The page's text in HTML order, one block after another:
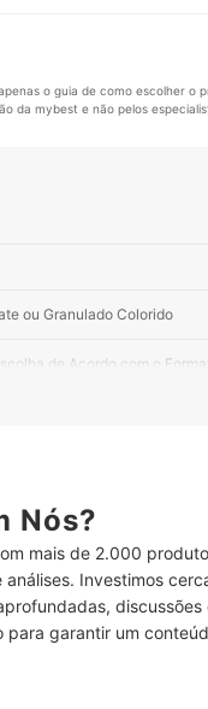
o guia de como escolher
da mybest e não pelos
ou Granulado Colorido
de Acordo com o
Fazer Muitos Doces
Brigadeiro
Nós?
mais de 2.000
Investimos
para garantir um